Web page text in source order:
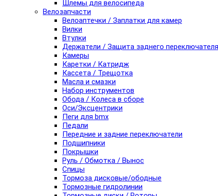
Шлемы для велосипеда
Велозапчасти
Велоаптечки / Заплатки для камер
Вилки
Втулки
Держатели / Защита заднего переключателя
Камеры
Каретки / Катридж
Кассета / Трещотка
Масла и смазки
Набор инструментов
Обода / Колеса в сборе
Оси/Эксцентрики
Пеги для bmx
Педали
Передние и задние переключатели
Подшипники
Покрышки
Руль / Обмотка / Вынос
Спицы
Тормоза дисковые/ободные
Тормозные гидролинии